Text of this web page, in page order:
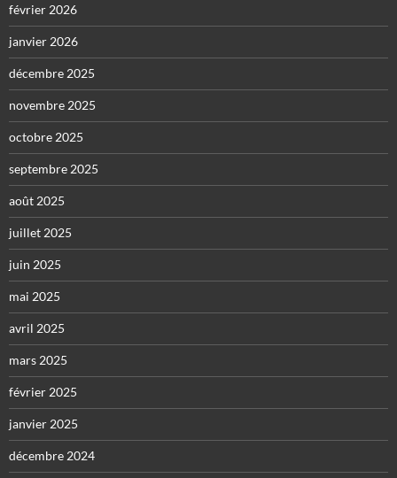
février 2026
janvier 2026
décembre 2025
novembre 2025
octobre 2025
septembre 2025
août 2025
juillet 2025
juin 2025
mai 2025
avril 2025
mars 2025
février 2025
janvier 2025
décembre 2024